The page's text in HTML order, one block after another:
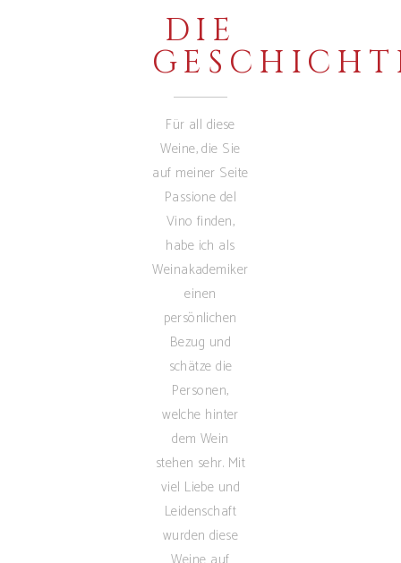
DIE
Für all diese
Weine, die Sie
auf meiner Seite
Passione del
Vino finden,
habe ich als
Weinakademiker
einen
persönlichen
Bezug und
schätze die
Personen,
welche hinter
dem Wein
stehen sehr. Mit
viel Liebe und
Leidenschaft
wurden diese